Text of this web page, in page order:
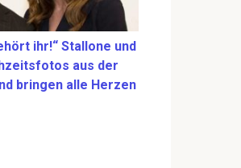
ihr!“ Stallone und
aus der
bringen alle Herzen